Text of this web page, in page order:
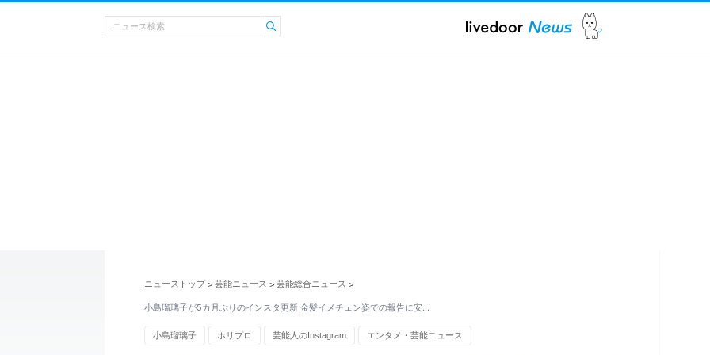
ニューストップ > 芸能ニュース > 芸能総合ニュース >
小島瑠璃子が5カ月ぶりのインスタ更新 金髪イメチェン姿での報告に安…
小島瑠璃子 ホリプロ 芸能人のInstagram エンタメ・芸能ニュース